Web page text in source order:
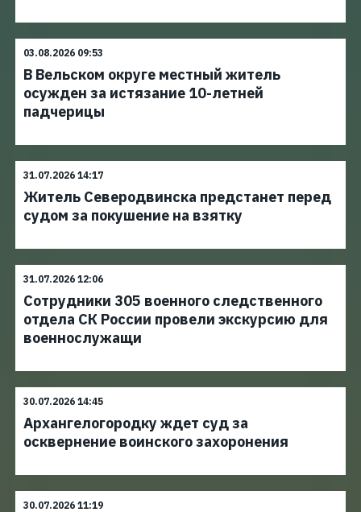
03.08.2026 09:53
В Вельском округе местный житель
осужден за истязание 10-летней
падчерицы
31.07.2026 14:17
Житель Северодвинска предстанет перед
судом за покушение на взятку
31.07.2026 12:06
Сотрудники 305 военного следственного
отдела СК России провели экскурсию для
военнослужащи
30.07.2026 14:45
Архангелогородку ждет суд за
осквернение воинского захоронения
30.07.2026 11:19